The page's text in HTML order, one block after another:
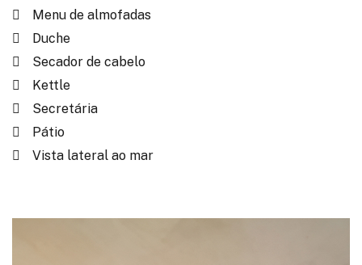
Menu de almofadas
Duche
Secador de cabelo
Kettle
Secretária
Pátio
Vista lateral ao mar